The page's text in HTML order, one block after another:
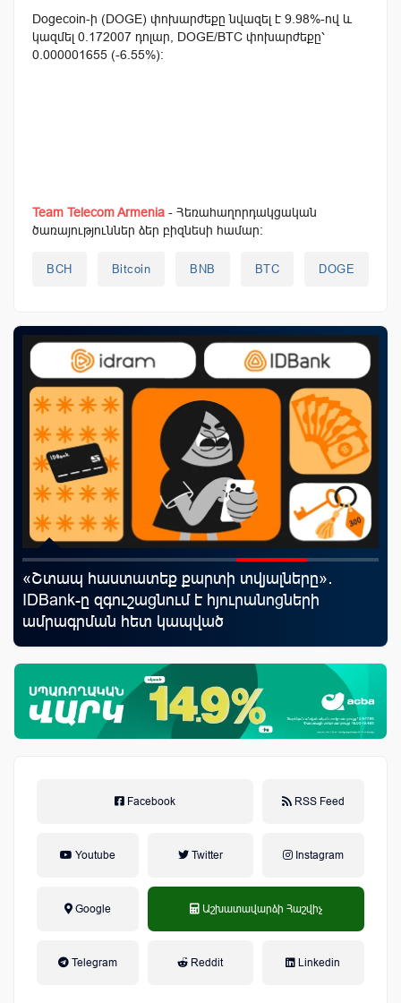
Dogecoin-ի (DOGE) փոխարժեքը նվազել է 9.98%-ով և
կազմել 0.172007 դոլար, DOGE/BTC փոխարժեքը՝
0.000001655 (-6.55%):
Team Telecom Armenia - Հեռահաղորդակցական
ծառայություններ ձեր բիզնեսի համար:
BCH Bitcoin BNB BTC DOGE
«Շտապ հաստատեք քարտի տվյալները»․
IDBank-ը զգուշացնում է հյուրանոցների
ամրագրման հետ կապված
զեղծարարությունների մասին
Facebook RSS Feed
Youtube Twitter Instagram
Google Աշխատավարձի Հաշվիչ
Telegram Reddit Linkedin